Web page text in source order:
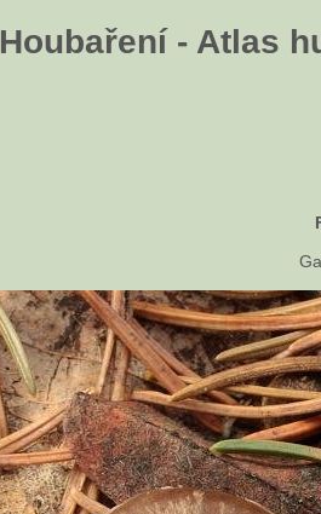
Houbaření - Atlas